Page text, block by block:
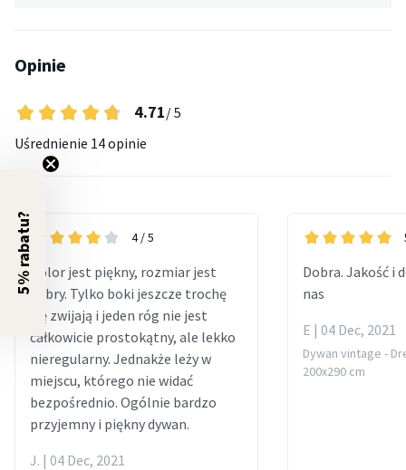
Opinie
4.71/ 5
Uśrednienie 14 opinie
4 / 5
Kolor jest piękny, rozmiar jest
dobry. Tylko boki jeszcze trochę
się zwijają i jeden róg nie jest
całkowicie prostokątny, ale lekko
nieregularny. Jednakże leży w
miejscu, którego nie widać
bezpośrednio. Ogólnie bardzo
przyjemny i piękny dywan.
J. | 04 Dec, 2021
Dobra. Jakość i
nas
E | 04 Dec, 2021
Dywan vintage -
200x290 cm
5% rabatu?